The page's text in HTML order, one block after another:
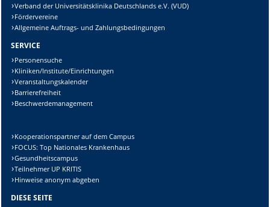
Verband der Universitätsklinika Deutschlands e.V. (VUD)
Fördervereine
Allgemeine Auftrags- und Zahlungsbedingungen
SERVICE
Personensuche
Kliniken/Institute/Einrichtungen
Veranstaltungskalender
Barrierefreiheit
Beschwerdemanagement
Kooperationspartner auf dem Campus
FOCUS: Top Nationales Krankenhaus
Gesundheitscampus
Teilnehmer UP KRITIS
Hinweise anonym abgeben
DIESE SEITE